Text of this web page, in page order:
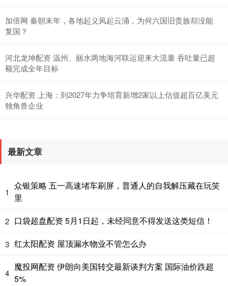
加倍网 秦朝末年，各地起义风起云涌，为何六国旧贵族却没能
复国？
河北龙坤配资 温州、丽水两地海河联运迎来大流量 吞吐量已超
额完成全年目标
兴华配资 上海：到2027年力争培育新增2家以上估值超百亿美元
独角兽企业
最新文章
1
众银策略 五一高速堵车刷屏，普通人的自我解压藏在玩笑
里
2 口袋超盘配资 5月1日起，未经同意不得发送这类短信！
3 红太阳配资 屋顶漏水物业不管怎么办
4
魔投网配资 伊朗向美国转交最新谈判方案 国际油价跌超
5%